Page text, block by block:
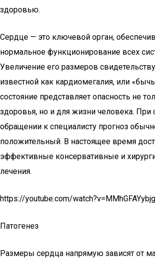
здоровью.
Сердце — это ключевой орган,
нормальное функционирование всех
Увеличение его размеров
известной как кардиомегалия, или
состояние представляет опасность не
здоровья, но и для жизни человека.
обращении к специалисту прогноз
положительный. В настоящее время
эффективные консервативные и
лечения.
https://youtube.com/watch?v=MMhGFAYybjg
Патогенез
Размеры сердца напрямую зависят от